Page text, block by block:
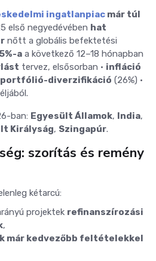
ingatlanpiac már túl
első negyedévében hat
nőtt a globális befektetési
a a következő 12–18 hónapban
tervez, elsősorban • infláció
portfólió-diverzifikáció (26%) •
ban: Egyesült Államok, India,
Királyság, Szingapúr.
szorítás és remény
kétarcú:
projektek refinanszírozási
,
már kedvezőbb feltételekkel